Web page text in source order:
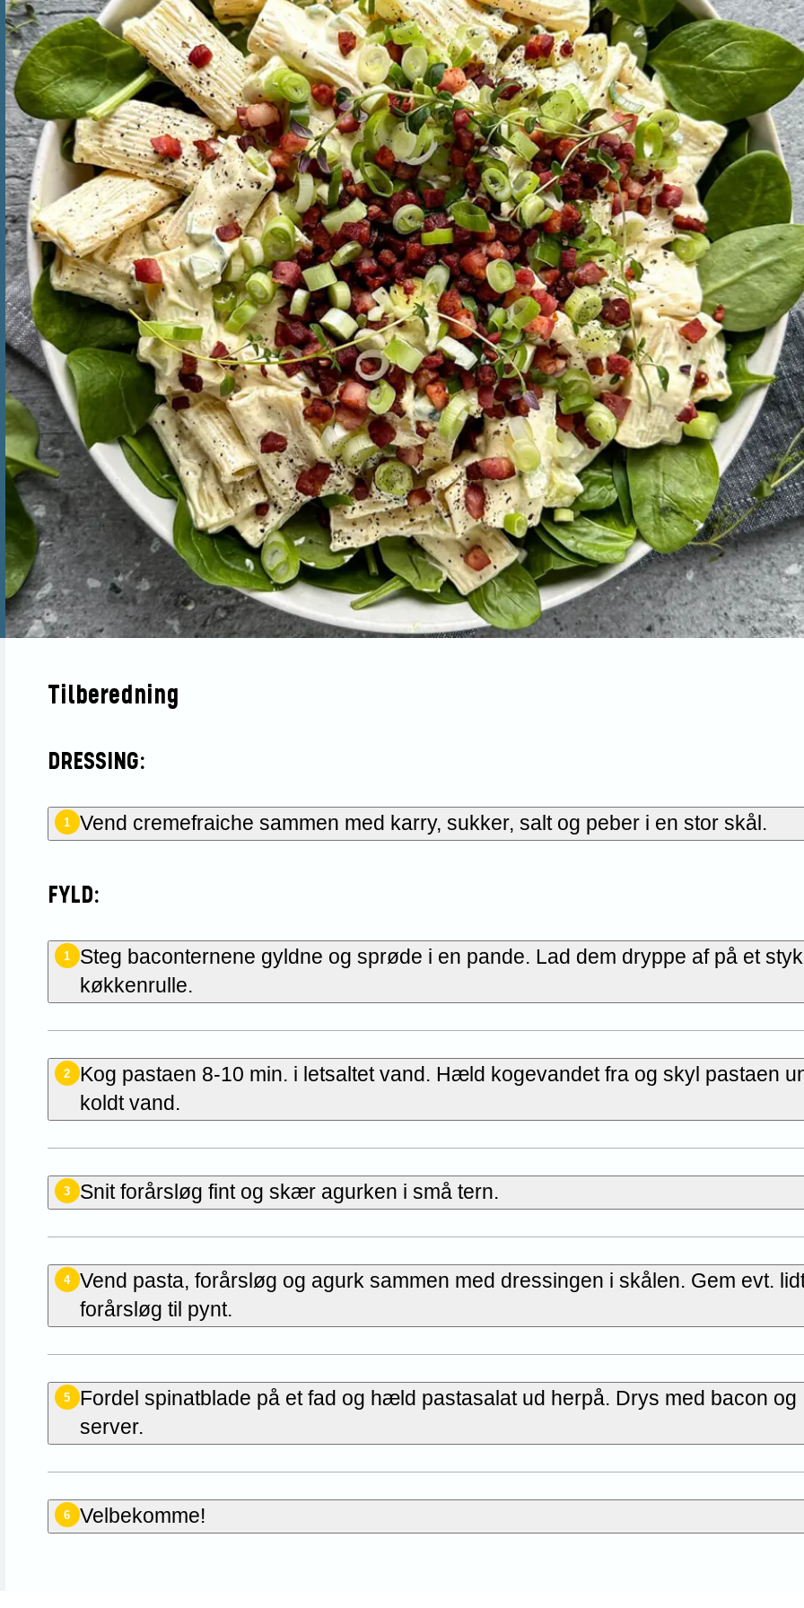
Tilberedning
DRESSING:
1 Vend cremefraiche sammen med karry, sukker, salt og peber i en stor skål.
FYLD:
1
Steg baconternene gyldne og sprøde i en pande. Lad dem dryppe af på et
køkkenrulle.
2
Kog pastaen 8-10 min. i letsaltet vand. Hæld kogevandet fra og skyl pastaen
koldt vand.
3 Snit forårsløg fint og skær agurken i små tern.
4
Vend pasta, forårsløg og agurk sammen med dressingen i skålen. Gem evt.
forårsløg til pynt.
5
Fordel spinatblade på et fad og hæld pastasalat ud herpå. Drys med bacon og
server.
6 Velbekomme!